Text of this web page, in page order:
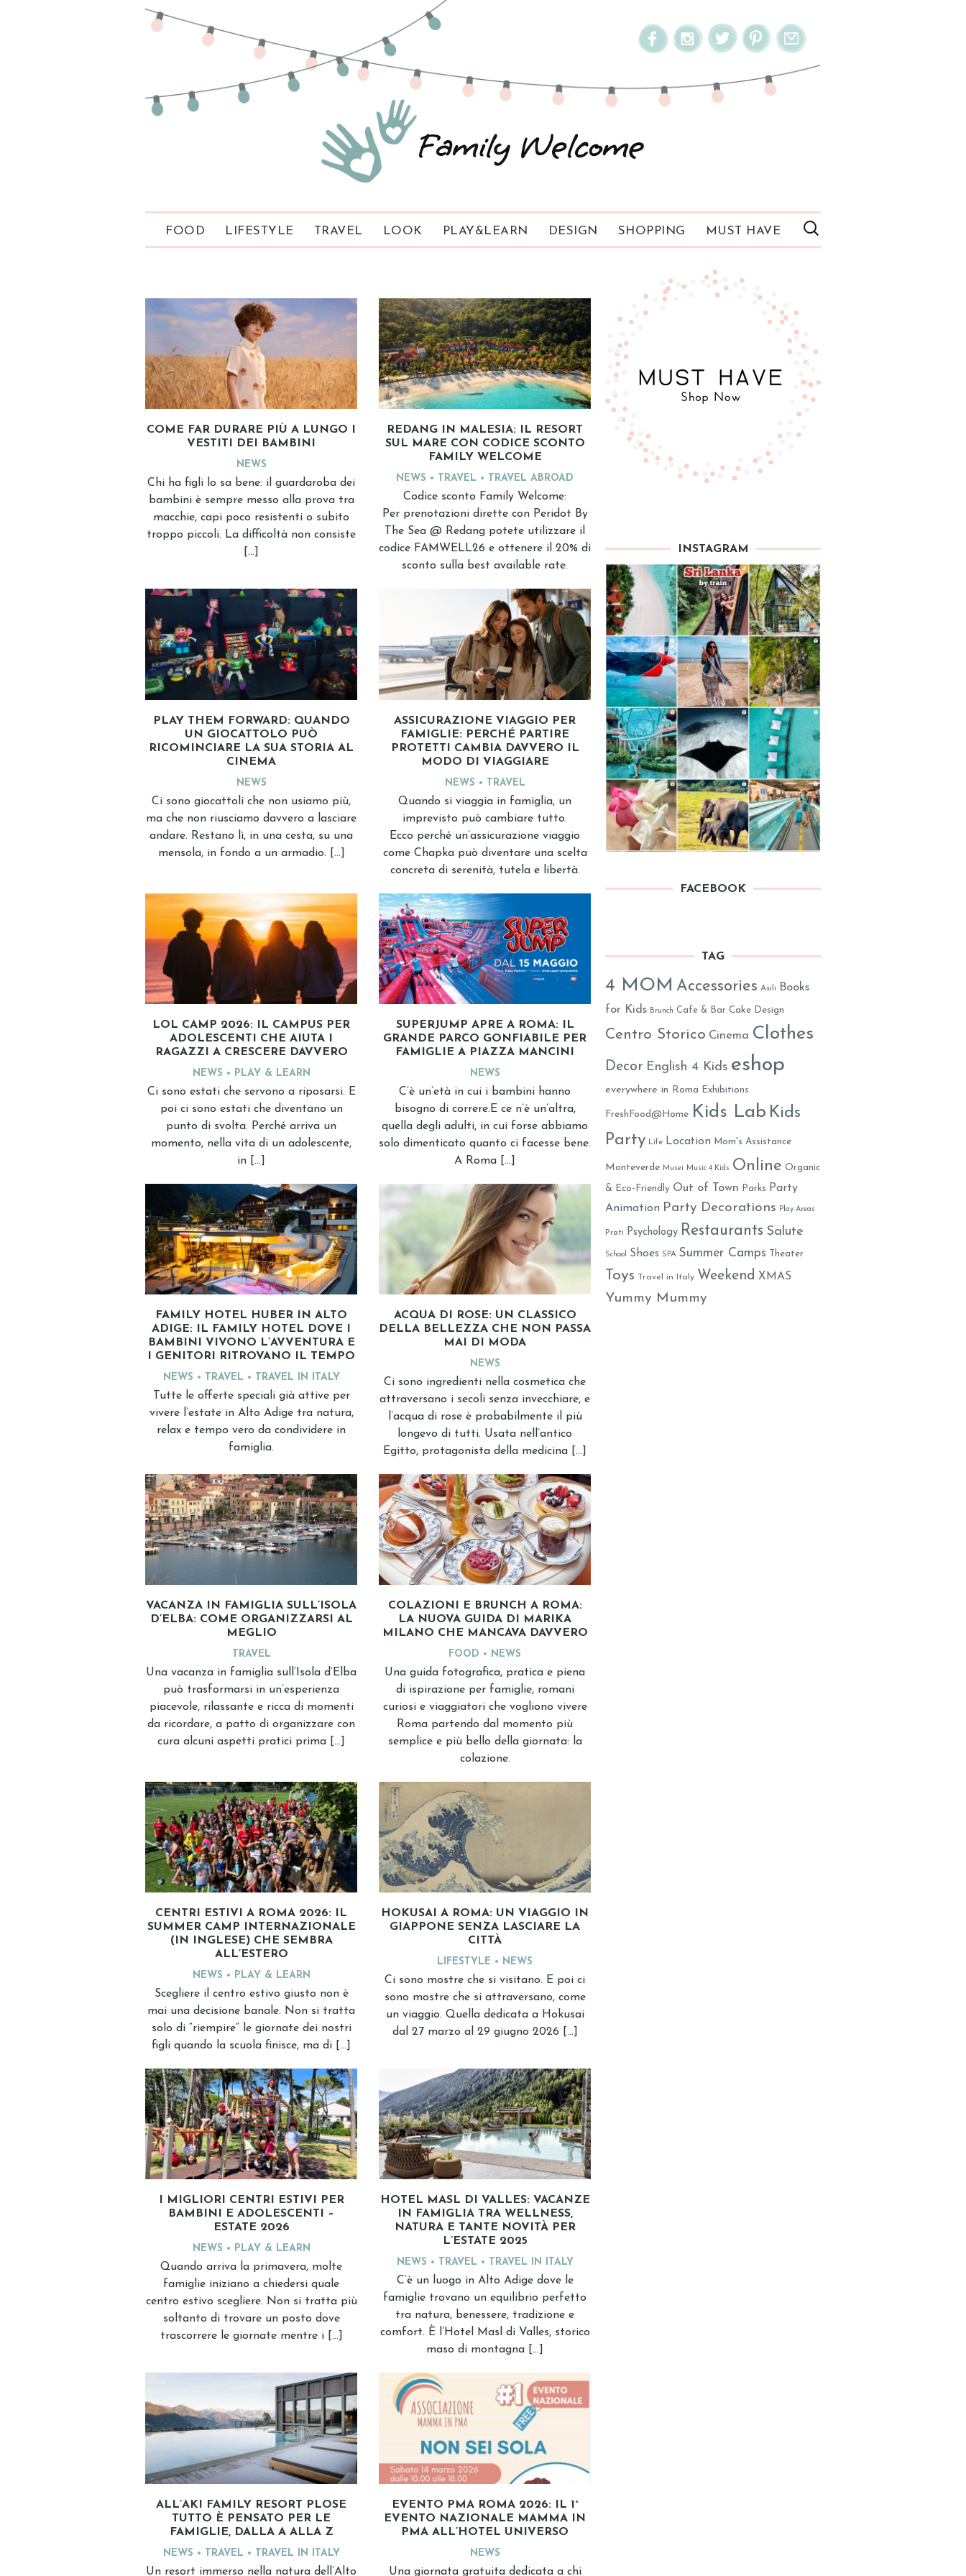
FOOD LIFESTYLE TRAVEL LOOK PLAY&LEARN DESIGN SHOPPING MUST HAVE
COME FAR DURARE PIÙ A LUNGO I
VESTITI DEI BAMBINI
NEWS
Chi ha figli lo sa bene: il guardaroba dei
bambini è sempre messo alla prova tra
macchie, capi poco resistenti o subito
troppo piccoli. La difficoltà non consiste
[…]
REDANG IN MALESIA: IL RESORT
SUL MARE CON CODICE SCONTO
FAMILY WELCOME
NEWS TRAVEL TRAVEL ABROAD
Codice sconto Family Welcome:
Per prenotazioni dirette con Peridot By
The Sea @ Redang potete utilizzare il
codice FAMWELL26 e ottenere il 20% di
sconto sulla best available rate.
PLAY THEM FORWARD: QUANDO
UN GIOCATTOLO PUÒ
RICOMINCIARE LA SUA STORIA AL
CINEMA
NEWS
Ci sono giocattoli che non usiamo più,
ma che non riusciamo davvero a lasciare
andare. Restano lì, in una cesta, su una
mensola, in fondo a un armadio. […]
ASSICURAZIONE VIAGGIO PER
FAMIGLIE: PERCHÉ PARTIRE
PROTETTI CAMBIA DAVVERO IL
MODO DI VIAGGIARE
NEWS TRAVEL
Quando si viaggia in famiglia, un
imprevisto può cambiare tutto.
Ecco perché un’assicurazione viaggio
come Chapka può diventare una scelta
concreta di serenità, tutela e libertà.
LOL CAMP 2026: IL CAMPUS PER
ADOLESCENTI CHE AIUTA I
RAGAZZI A CRESCERE DAVVERO
NEWS PLAY & LEARN
Ci sono estati che servono a riposarsi. E
poi ci sono estati che diventano un
punto di svolta. Perché arriva un
momento, nella vita di un adolescente,
in […]
SUPERJUMP APRE A ROMA: IL
GRANDE PARCO GONFIABILE PER
FAMIGLIE A PIAZZA MANCINI
NEWS
C’è un’età in cui i bambini hanno
bisogno di correre.E ce n’è un’altra,
quella degli adulti, in cui forse abbiamo
solo dimenticato quanto ci facesse bene.
A Roma […]
FAMILY HOTEL HUBER IN ALTO
ADIGE: IL FAMILY HOTEL DOVE I
BAMBINI VIVONO L’AVVENTURA E
I GENITORI RITROVANO IL TEMPO
NEWS TRAVEL TRAVEL IN ITALY
Tutte le offerte speciali già attive per
vivere l’estate in Alto Adige tra natura,
relax e tempo vero da condividere in
famiglia.
ACQUA DI ROSE: UN CLASSICO
DELLA BELLEZZA CHE NON PASSA
MAI DI MODA
NEWS
Ci sono ingredienti nella cosmetica che
attraversano i secoli senza invecchiare, e
l’acqua di rose è probabilmente il più
longevo di tutti. Usata nell’antico
Egitto, protagonista della medicina […]
VACANZA IN FAMIGLIA SULL’ISOLA
D’ELBA: COME ORGANIZZARSI AL
MEGLIO
TRAVEL
Una vacanza in famiglia sull’Isola d’Elba
può trasformarsi in un’esperienza
piacevole, rilassante e ricca di momenti
da ricordare, a patto di organizzare con
cura alcuni aspetti pratici prima […]
COLAZIONI E BRUNCH A ROMA:
LA NUOVA GUIDA DI MARIKA
MILANO CHE MANCAVA DAVVERO
FOOD NEWS
Una guida fotografica, pratica e piena
di ispirazione per famiglie, romani
curiosi e viaggiatori che vogliono vivere
Roma partendo dal momento più
semplice e più bello della giornata: la
colazione.
CENTRI ESTIVI A ROMA 2026: IL
SUMMER CAMP INTERNAZIONALE
(IN INGLESE) CHE SEMBRA
ALL’ESTERO
NEWS PLAY & LEARN
Scegliere il centro estivo giusto non è
mai una decisione banale. Non si tratta
solo di “riempire” le giornate dei nostri
figli quando la scuola finisce, ma di […]
HOKUSAI A ROMA: UN VIAGGIO IN
GIAPPONE SENZA LASCIARE LA
CITTÀ
LIFESTYLE NEWS
Ci sono mostre che si visitano. E poi ci
sono mostre che si attraversano, come
un viaggio. Quella dedicata a Hokusai
dal 27 marzo al 29 giugno 2026 […]
I MIGLIORI CENTRI ESTIVI PER
BAMBINI E ADOLESCENTI –
ESTATE 2026
NEWS PLAY & LEARN
Quando arriva la primavera, molte
famiglie iniziano a chiedersi quale
centro estivo scegliere. Non si tratta più
soltanto di trovare un posto dove
trascorrere le giornate mentre i […]
HOTEL MASL DI VALLES: VACANZE
IN FAMIGLIA TRA WELLNESS,
NATURA E TANTE NOVITÀ PER
L’ESTATE 2025
NEWS TRAVEL TRAVEL IN ITALY
C’è un luogo in Alto Adige dove le
famiglie trovano un equilibrio perfetto
tra natura, benessere, tradizione e
comfort. È l’Hotel Masl di Valles, storico
maso di montagna […]
ALL’AKI FAMILY RESORT PLOSE
TUTTO È PENSATO PER LE
FAMIGLIE, DALLA A ALLA Z
NEWS TRAVEL TRAVEL IN ITALY
Un resort immerso nella natura dell’Alto
EVENTO PMA ROMA 2026: IL 1°
EVENTO NAZIONALE MAMMA IN
PMA ALL’HOTEL UNIVERSO
NEWS
Una giornata gratuita dedicata a chi
INSTAGRAM
FACEBOOK
TAG
4 MOM Accessories Asili
Books
for Kids Brunch Cafe & Bar Cake Design
Centro Storico Cinema Clothes
Decor English 4 Kids eshop
everywhere in Roma Exhibitions
FreshFood@Home Kids Lab Kids
Party Life Location Mom's Assistance
Monteverde Musei Music 4 Kids Online Organic
& Eco-Friendly Out of Town Parks
Party
Animation Party Decorations Play Areas
Prati Psychology Restaurants Salute
School Shoes SPA Summer Camps Theater
Toys Travel in Italy Weekend XMAS
Yummy Mummy